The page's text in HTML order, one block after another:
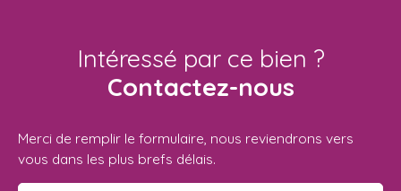
Intéressé par ce bien ?
Contactez-nous
Merci de remplir le formulaire, nous reviendrons vers
vous dans les plus brefs délais.